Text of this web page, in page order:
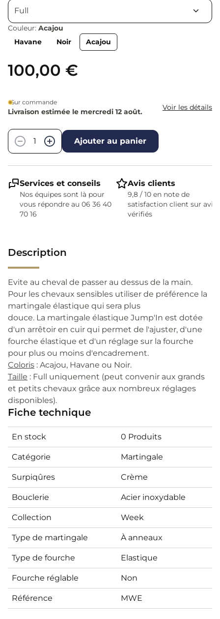
Couleur: Acajou
Havane
Noir Acajou
100,00 €
Sur commande
Livraison estimée le mercredi 12 août. Voir les détails
−
+ Ajouter au panier
Services et conseils
Nos équipes sont là pour
vous répondre au 06 36 40
70 16
Avis clients
9,8 / 10 en note de
satisfaction client sur avis
vérifiés
Description
Evite au cheval de passer au dessus de la main.
Pour les chevaux sensibles utiliser de préférence la
martingale élastique qui sera plus
douce. La martingale élastique Jump'In est dotée
d'un arrêtoir en cuir qui permet de l'ajuster, d'une
fourche élastique et d'un réglage sur la fourche
pour plus ou moins d'encadrement.
Coloris : Acajou, Havane ou Noir.
Taille : Full uniquement (peut convenir aux grands
et petits chevaux grâce aux nombreux réglages
disponibles).
Fiche technique
En stock 0 Produits
Catégorie Martingale
Surpiqûres Crème
Bouclerie Acier inoxydable
Collection Week
Type de martingale À anneaux
Type de fourche Elastique
Fourche réglable Non
Référence MWE